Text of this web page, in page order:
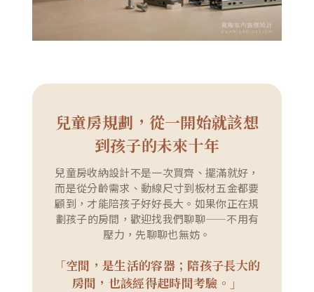
兒童房規劃，從一開始就該想
到孩子的未來十年
兒童房收納設計不是一次買齊、擺滿就好，
而是從分齡需求、動線尺寸到板材五金都要
顧到，才能陪孩子好好長大。如果你正在規
劃孩子的房間，歡迎找我們聊聊——不用有
壓力，先聊聊也無妨。
「空間，是生活的容器；陪孩子長大的
房間，也該經得起時間考驗。」